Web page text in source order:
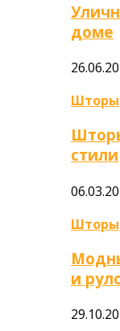
доме
Шторы
стили
Шторы
и